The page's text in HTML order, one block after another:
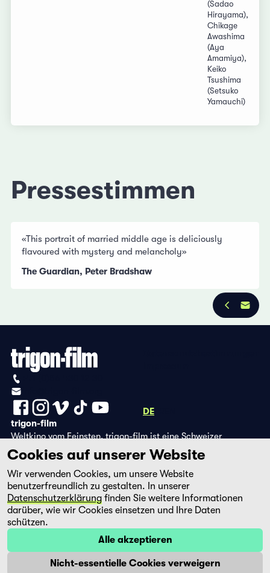
(Sadao
Hirayama),
Chikage
Awashima
(Aya
Amamiya),
Keiko
Tsushima
(Setsuko
Yamauchi)
Pressestimmen
«This portrait of married middle age is deliciously
flavoured with mystery and melancholy»
The Guardian, Peter Bradshaw
DE
trigon-film
Weltkino vom Feinsten. trigon-film ist eine Schweizer
Filmstiftung, die seit 1988 sorgfältig ausgewählte Filme aus
Lateinamerika, Asien, Afrika und dem östlichen Europa im
Kino herausbringt und eine eigene DVD-Edition sowie die
Streaming-Plattform filmingo betreibt.
Cookies auf unserer Website
Wir verwenden Cookies, um unsere Website
benutzerfreundlich zu gestalten. In unserer
Datenschutzerklärung finden Sie weitere Informationen
darüber, wie wir Cookies einsetzen und Ihre Daten
schützen.
Alle akzeptieren
Nicht-essentielle Cookies verweigern